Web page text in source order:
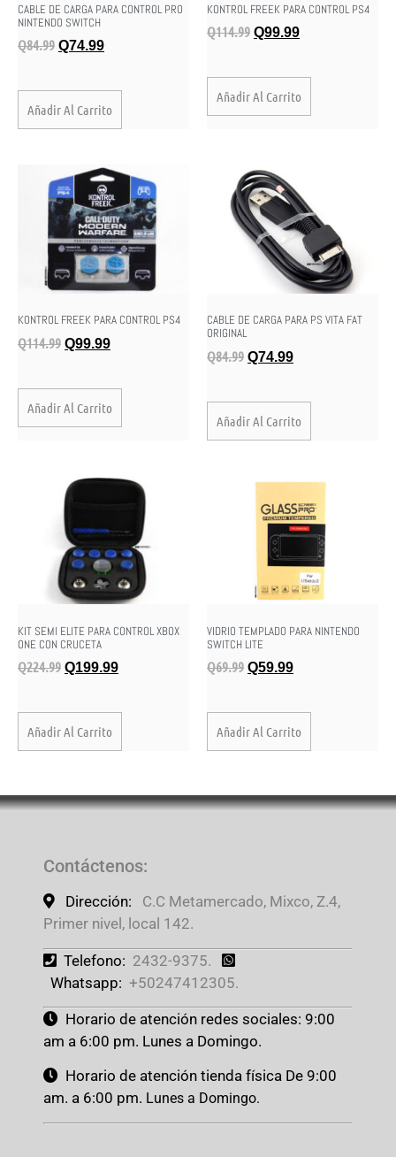
CABLE DE CARGA PARA CONTROL PRO
NINTENDO SWITCH
Q84.99 Q74.99
Añadir Al Carrito
KONTROL FREEK PARA CONTROL PS4
Q114.99 Q99.99
Añadir Al Carrito
KONTROL FREEK PARA CONTROL PS4
Q114.99 Q99.99
Añadir Al Carrito
CABLE DE CARGA PARA PS VITA FAT
ORIGINAL
Q84.99 Q74.99
Añadir Al Carrito
KIT SEMI ELITE PARA CONTROL XBOX
ONE CON CRUCETA
Q224.99 Q199.99
Añadir Al Carrito
VIDRIO TEMPLADO PARA NINTENDO
SWITCH LITE
Q69.99 Q59.99
Añadir Al Carrito
Contáctenos:
Dirección:
C.C Metamercado, Mixco, Z.4,
Primer nivel, local 142.
Telefono: 2432-9375.
Whatsapp: +50247412305.
Horario de atención redes sociales: 9:00
am a 6:00 pm. Lunes a Domingo.
Horario de atención tienda física De 9:00
am. a 6:00 pm. Lunes a Domingo.